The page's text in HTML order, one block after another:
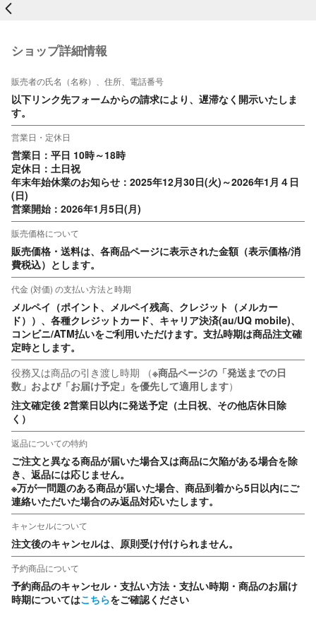
戻る
ショップ詳細情報
販売者の氏名（名称）、住所、電話番号
以下リンク先フォームからの請求により、遅滞なく開示いたしま
す。
営業日・定休日
営業日：平日 10時～18時
定休日：土日祝
年末年始休業のお知らせ：2025年12月30日(火)～2026年1月４日
(日)
営業開始：2026年1月5日(月)
販売価格について
販売価格・送料は、各商品ページに表示された金額（表示価格/消
費税込）とします。
代金 (対価) の支払い方法と時期
メルペイ（ポイント、メルペイ残高、クレジット（メルカー
ド））、各種クレジットカード、キャリア決済(au/UQ mobile)、
コンビニ/ATM払いをご利用いただけます。支払時期は商品注文確
定時とします。
役務又は商品の引き渡し時期
（※商品ページの「発送までの日
数」および「お届け予定」を優先して適用します）
注文確定後 2営業日以内に発送予定（土日祝、その他店休日除
く）
返品についての特約
ご注文と異なる商品が届いた場合又は商品に欠陥がある場合を除
き、返品には応じません。
※万が一問題のある商品が届いた場合、商品到着から5日以内にご
連絡いただいた場合のみ返品対応いたします。
キャンセルについて
注文後のキャンセルは、原則受け付けられません。
予約商品について
予約商品のキャンセル・支払い方法・支払い時期・商品のお届け
時期についてはこちらをご確認ください